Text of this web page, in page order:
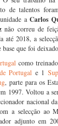
de talentos
aCarlos
não correu de
até 2018, a
que foi
como
Portugal e 1
, parte para os
1997. Voltou a
nacional
a selecção ao
adjunto em